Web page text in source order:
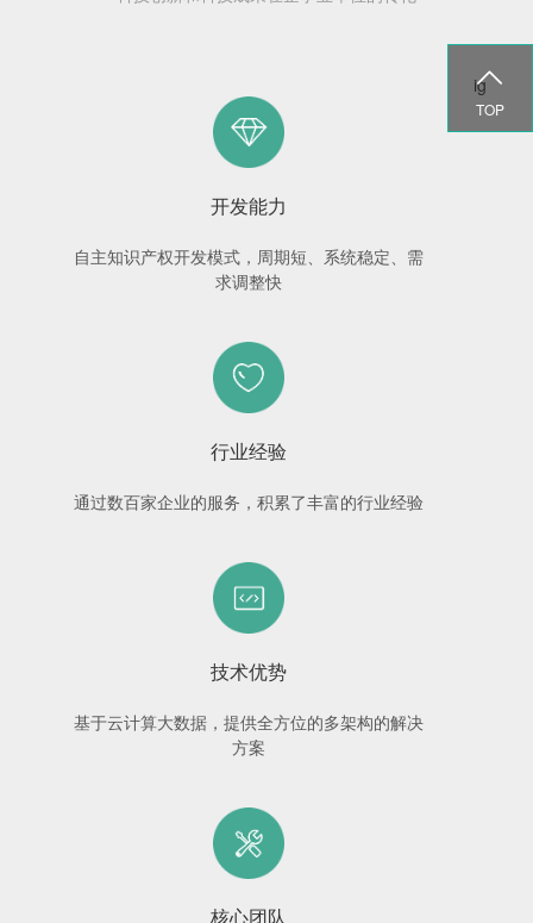

TOP
ig
开发能力
自主知识产权开发模式，周期短、系统稳定、需
求调整快
行业经验
通过数百家企业的服务，积累了丰富的行业经验
技术优势
基于云计算大数据，提供全方位的多架构的解决
方案
核心团队